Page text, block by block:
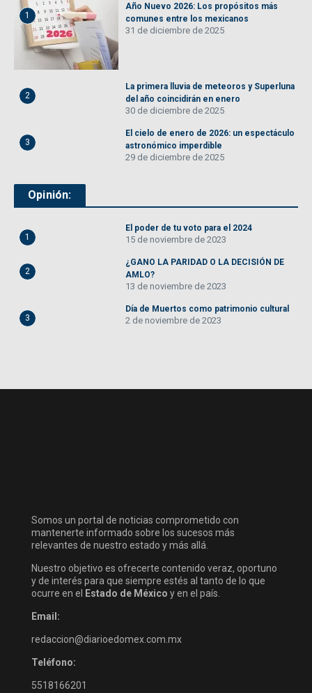
1
Año Nuevo 2026: Los propósitos más
comunes entre los mexicanos
31 de diciembre de 2025
2
La primera lluvia de meteoros y Superluna
del año coincidirán en enero
30 de diciembre de 2025
3
El cielo de enero de 2026: un espectáculo
astronómico imperdible
29 de diciembre de 2025
Opinión:
1
El poder de tu voto para el 2024
15 de noviembre de 2023
2
¿GANO LA PARIDAD O LA DECISIÓN DE
AMLO?
13 de noviembre de 2023
3
Día de Muertos como patrimonio cultural
2 de noviembre de 2023
Somos un portal de noticias comprometido con
mantenerte informado sobre los sucesos más
relevantes de nuestro estado y más allá.
Nuestro objetivo es ofrecerte contenido veraz, oportuno
y de interés para que siempre estés al tanto de lo que
ocurre en el
Estado de México y en el país.
Email:
redaccion@diarioedomex.com.mx
Teléfono:
5518166201